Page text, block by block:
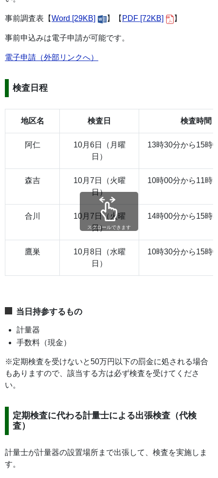
事前調査表【Word [29KB] 】【 PDF [72KB] 】
事前申込みは電子申請が可能です。
電子申請（外部リンクへ）
検査日程
地区名 検査日 検査時間
阿仁
10月6日（月曜
日）
13時30分から15時
森吉
10月7日（火曜
日）
10時00分から11時
合川
10月7日（火曜
日）
14時00分から15時
鷹巣
10月8日（水曜
日）
10時30分から15時
スクロールできます
当日持参するもの
計量器
手数料（現金）
※定期検査を受けないと50万円以下の罰金に処される場合
もありますので、該当する方は必ず検査を受けてくださ
い。
定期検査に代わる計量士による出張検査（代検
査）
計量士が計量器の設置場所まで出張して、検査を実施しま
す。